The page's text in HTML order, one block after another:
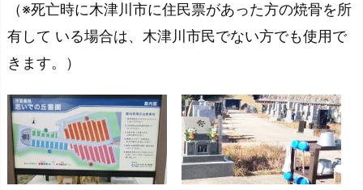
（※死亡時に木津川市に住民票があった方の焼骨を所
有して いる場合は、木津川市民でない方でも使用で
きます。）